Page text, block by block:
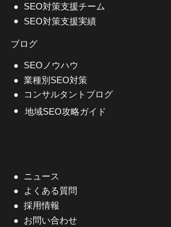
SEO対策支援チーム
SEO対策支援実績
ブログ
SEOノウハウ
業種別SEO対策
コンサルタントブログ
地域SEO攻略ガイド
ニュース
よくある質問
採用情報
お問い合わせ